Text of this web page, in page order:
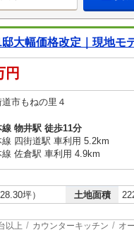
大幅価格改定｜現地モ
円
市もねの里４
線 物井駅 徒歩11分
線 四街道駅 車利用 5.2km
線 佐倉駅 車利用 4.9km
28.30坪） 土地面積
以上 カウンターキッチン オ